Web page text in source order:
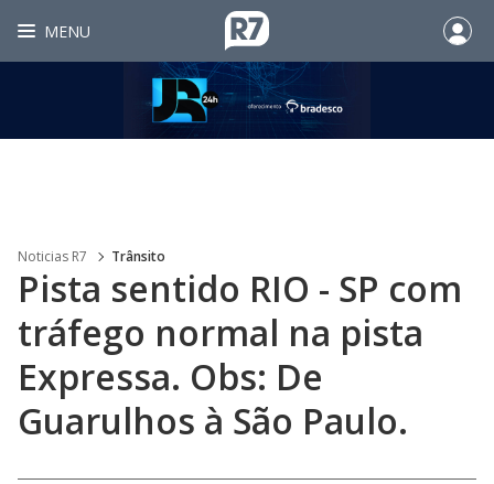
MENU
Noticias R7 Trânsito
Pista sentido RIO - SP com
tráfego normal na pista
Expressa. Obs: De
Guarulhos à São Paulo.